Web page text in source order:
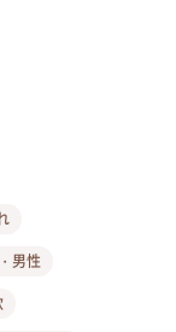
男性